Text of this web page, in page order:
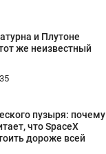
и Плутоне
же неизвестный
пузыря: почему
что SpaceX
дороже всей